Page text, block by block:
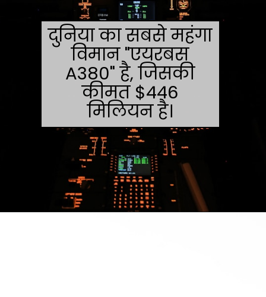
दुनिया का सबसे महंगा
विमान "एयरबस
A380" है, जिसकी
कीमत $446
मिलियन है।